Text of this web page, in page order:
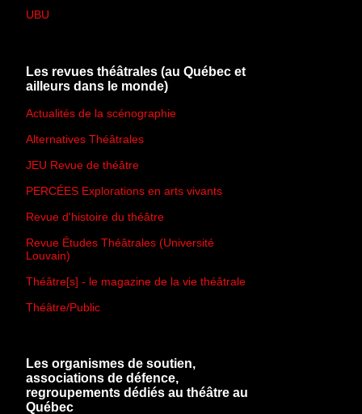
UBU
Les revues théâtrales (au Québec et
ailleurs dans le monde)
Actualités de la scénographie
Alternatives Théâtrales
JEU Revue de théâtre
PERCÉES Explorations en arts vivants
Revue d'histoire du théâtre
Revue Études Théâtrales (Université
Louvain)
Théâtre[s] - le magazine de la vie théâtrale
Théâtre/Public
Les organismes de soutien,
associations de défence,
regroupements dédiés au théâtre au
Québec